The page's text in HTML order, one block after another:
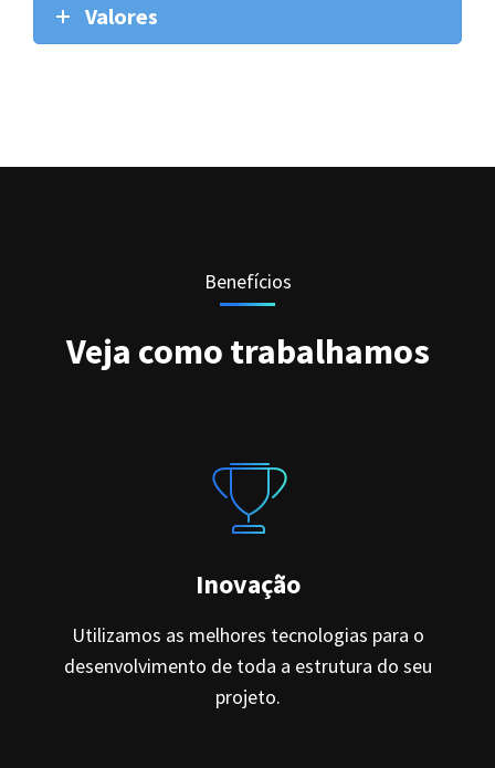
Valores
Benefícios
Veja como trabalhamos
Inovação
Utilizamos as melhores tecnologias para o
desenvolvimento de toda a estrutura do seu
projeto.